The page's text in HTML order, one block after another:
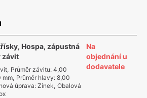
Hospa, zápustná
závit
, Průměr závitu: 4,00
mm, Průměr hlavy: 8,00
úprava: Zinek, Obalová
Na
objednání u
dodavatele